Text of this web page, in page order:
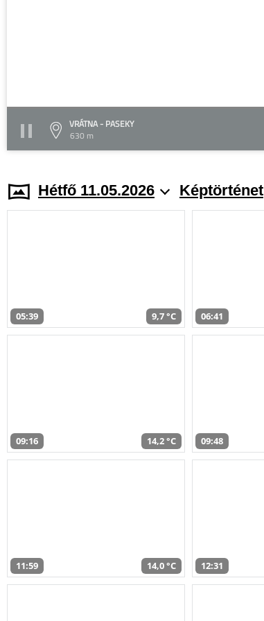
VRÁTNA - PASEKY
630 m
Hétfő 11.05.2026 Képtörténet
05:39 9,7 °C 06:41
09:16 14,2 °C 09:48
11:59 14,0 °C 12:31